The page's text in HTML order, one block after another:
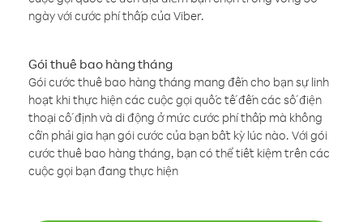
ngày với cước phí thấp của Viber.
Gói thuê bao hàng tháng
Gói cước thuê bao hàng tháng mang đến cho bạn sự linh
hoạt khi thực hiện các cuộc gọi quốc tế đến các số điện
thoại cố định và di động ở mức cước phí thấp mà không
cần phải gia hạn gói cước của bạn bất kỳ lúc nào. Với gói
cước thuê bao hàng tháng, bạn có thể tiết kiệm trên các
cuộc gọi bạn đang thực hiện